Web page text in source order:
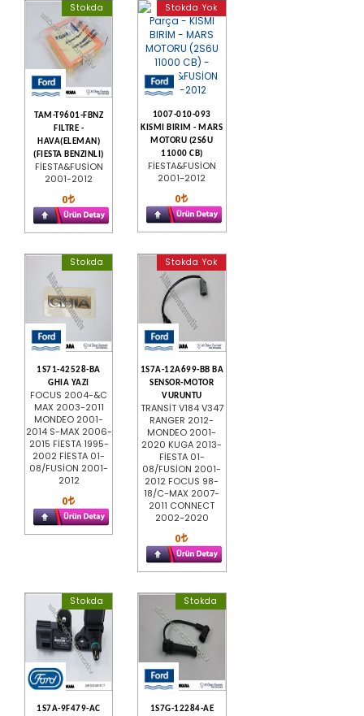
Stokda
TAM-T9601-FBNZ
FILTRE -
HAVA(ELEMAN)
(FIESTA BENZINLI)
FİESTA&FUSİON
2001-2012
0
Stokda Yok
1007-010-093
KISMI BIRIM - MARS
MOTORU (2S6U
11000 CB)
FİESTA&FUSİON
2001-2012
0
Stokda
1S71-42528-BA
GHIA YAZI
FOCUS 2004-&C
MAX 2003-2011
MONDEO 2001-
2014 S-MAX 2006-
2015 FİESTA 1995-
2002 FİESTA 01-
08/FUSİON 2001-
2012
0
Stokda Yok
1S7A-12A699-BB BA
SENSOR-MOTOR
VURUNTU
TRANSİT V184 V347
RANGER 2012-
MONDEO 2001-
2020 KUGA 2013-
FİESTA 01-
08/FUSİON 2001-
2012 FOCUS 98-
18/C-MAX 2007-
2011 CONNECT
2002-2020
0
Stokda
1S7A-9F479-AC
Stokda
1S7G-12284-AE